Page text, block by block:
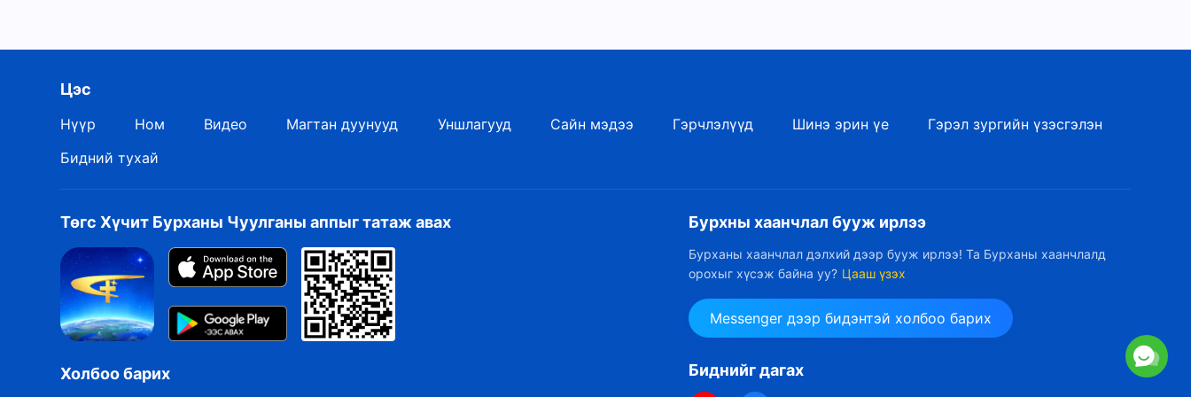
Цэс
Нүүр Ном Видео Магтан дуунууд Уншлагууд Сайн мэдээ Гэрчлэлүүд Шинэ эрин үе
Гэрэл зургийн үзэсгэлэн
Бидний тухай
Төгс Хүчит Бурханы Чуулганы аппыг татаж авах
Холбоо барих
Бурхны хаанчлал бууж ирлээ
Бурханы хаанчлал дэлхий дээр бууж ирлээ! Та Бурханы хаанчлалд
орохыг хүсэж байна уу? Цааш үзэх
Messenger дээр бидэнтэй холбоо барих
Биднийг дагах